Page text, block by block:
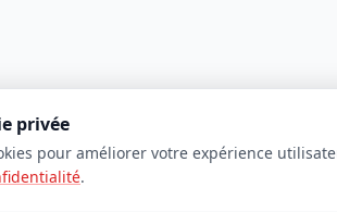
privée
pour améliorer votre expérience
.